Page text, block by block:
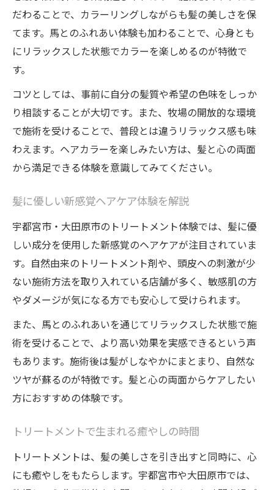
だわることで、カラーリングしながらも髪の美しさを保
てます。馬とのふれあい体験も加わることで、心身とも
にリラックスした状態でカラーを楽しめるのが特徴で
す。
コツとしては、事前に自分の髪質や希望の色味をしっか
り相談することが大切です。また、牧場の開放的な環境
で施術を受けることで、普段とは違うリラックス感も味
わえます。ヘアカラーを楽しみたい方は、髪と心の両面
から満足できる体験を意識してみてください。
髪に優しい新感覚ヘアケア体験を解説
宇都宮市・大田原市のトリートメント体験では、髪に優
しい成分を使用した新感覚のヘアケアが注目されていま
す。自然由来のトリートメント剤や、頭皮への刺激が少
ない施術方法を取り入れている店舗が多く、敏感肌の方
やダメージが気になる方でも安心して受けられます。
また、馬とのふれあいを通じてリラックスした状態で施
術を受けることで、より高い効果を実感できるという声
もあります。施術後は髪がしなやかにまとまり、自然な
ツヤが蘇るのが特徴です。髪と心の両面からケアしたい
方におすすめの体験です。
トリートメントで生まれる癒やしの時間
トリートメントは、髪の美しさを引き出すと同時に、心
にも癒やしをもたらします。宇都宮市や大田原市では、